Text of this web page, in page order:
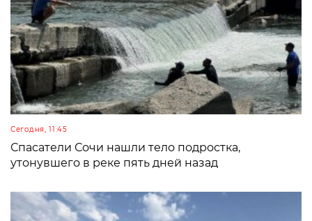
Сегодня, 11:45
Спасатели Сочи нашли тело подростка,
утонувшего в реке пять дней назад